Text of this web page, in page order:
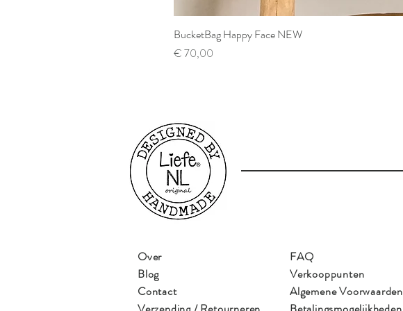
BucketBag Happy Face NEW
Prijs
€ 70,00
Over
Blog
Contact
FAQ
Verkooppunten
Algemene Voorwaarden